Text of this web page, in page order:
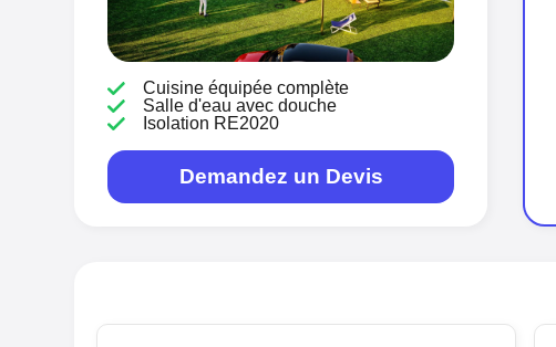
Cuisine équipée complète
Salle d'eau avec douche
Isolation RE2020
Demandez un Devis